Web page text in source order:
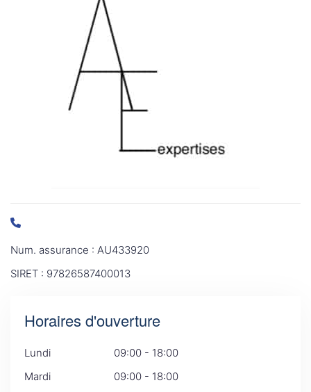
Num. assurance : AU433920
SIRET : 97826587400013
Horaires d'ouverture
Lundi
09:00 - 18:00
Mardi
09:00 - 18:00